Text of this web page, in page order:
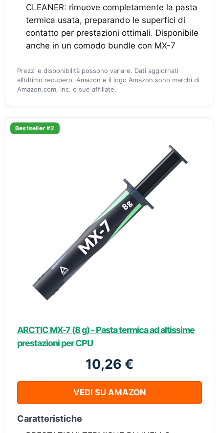
CLEANER: rimuove completamente la pasta
termica usata, preparando le superfici di
contatto per prestazioni ottimali. Disponibile
anche in un comodo bundle con MX-7
Prezzi e disponibilità possono variare. Dati aggiornati
all’ultimo recupero. Amazon e il logo Amazon sono marchi di
Amazon.com, Inc. o sue affiliate.
Bestseller #2
ARCTIC MX-7 (8 g) - Pasta termica ad altissime
prestazioni per CPU
10,26 €
VEDI SU AMAZON
Caratteristiche